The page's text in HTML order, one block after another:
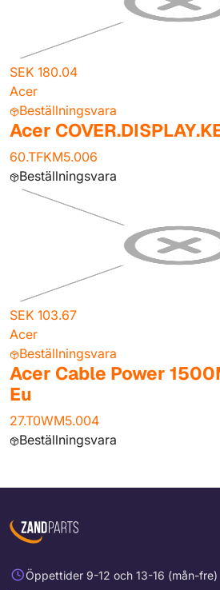
SEK 180.04
Acer
Beställningsvara
Acer
60.TFKM5.006
Beställningsvara
SEK 103.67
Acer
Beställningsvara
Acer Cable Power
Eu
27.T0WM5.004
Beställningsvara
Öppettider 9-12 och 13-16 (mån-fre)